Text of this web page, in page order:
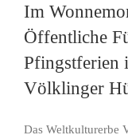
Im
Öffentliche
Pfingstferien
Völklinger
Das Weltkulturerbe